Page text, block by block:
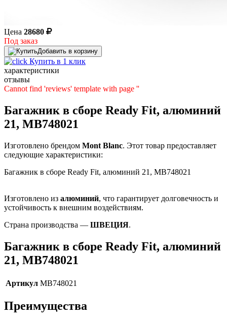
Цена 28680
Под заказ
Добавить в корзину
Купить в 1 клик
характеристики
отзывы
Cannot find 'reviews' template with page ''
Багажник в сборе Ready Fit, алюминий
21, MB748021
Изготовлено брендом Mont Blanc. Этот товар предоставляет
следующие характеристики:
Багажник в сборе Ready Fit, алюминий 21, MB748021
Изготовлено из алюминий, что гарантирует долговечность и
устойчивость к внешним воздействиям.
Страна производства — ШВЕЦИЯ.
Багажник в сборе Ready Fit, алюминий
21, MB748021
Артикул MB748021
Преимущества